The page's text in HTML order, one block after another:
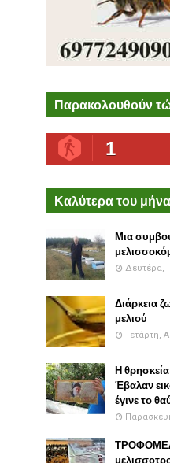
Παρακολουθούν
1
Καλύτερα του
Μια
Δευτέρα,
Διάρκεια
μελιού
Τετάρτη,
Η
Έβαλαν
έγινε το